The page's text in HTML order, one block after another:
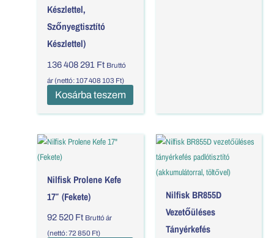
Készlettel,
Szőnyegtisztító
Készlettel)
136 408 291 Ft Bruttó
ár (nettó:107 408 103 Ft)
Kosárba teszem
Nilfisk Prolene Kefe
17″ (Fekete)
92 520 Ft Bruttó ár
(nettó:72 850 Ft)
Nilfisk BR855D
Vezetőüléses
Tányérkefés